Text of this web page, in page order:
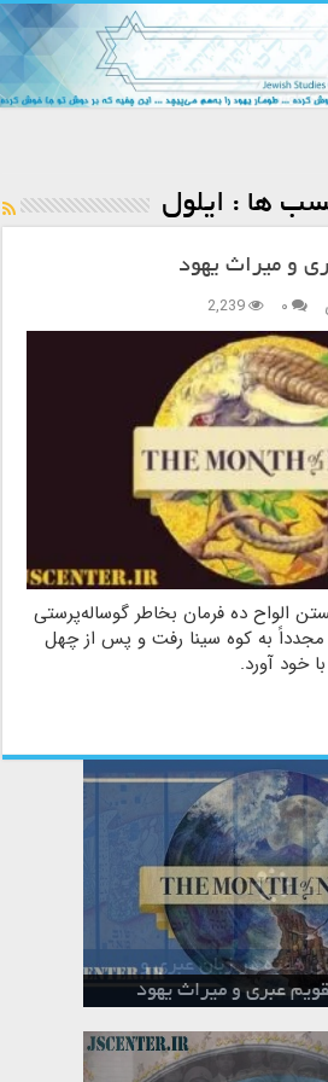
ها : ایلول
و میراث یهود
۰ 2,239
ده فرمان بخاطر گوساله‌پرستی
مجدداً به کوه سینا رفت و پس از چهل
خود آورد.
هفته در زبان عبری و
عبری و میراث یهود
عبری و میراث یهود
عبری و میراث یهود
عبری و میراث یهود
عبری و میراث یهود
عبری و میراث یهود